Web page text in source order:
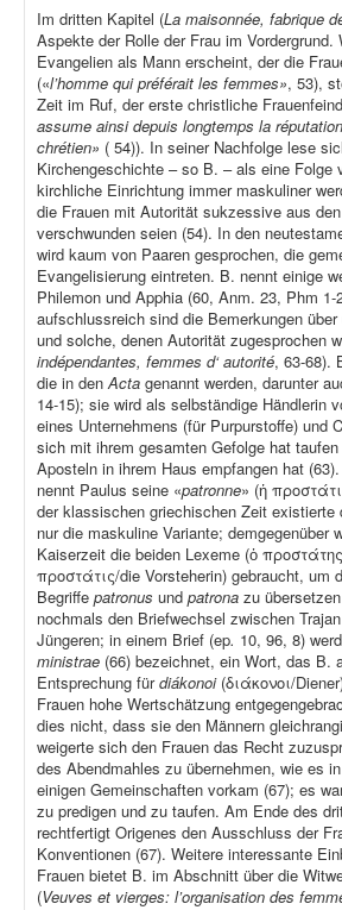
Im dritten Kapitel (La maisonnée, fabrique
Aspekte der Rolle der Frau im Vordergrund.
Evangelien als Mann erscheint, der die
(«l’homme qui préférait les femmes», 53),
Zeit im Ruf, der erste christliche
assume ainsi depuis longtemps la
chrétien» ( 54)). In seiner Nachfolge lese
Kirchengeschichte – so B. – als eine Folge
kirchliche Einrichtung immer maskuliner
die Frauen mit Autorität sukzessive aus
verschwunden seien (54). In den
wird kaum von Paaren gesprochen, die
Evangelisierung eintreten. B. nennt einige
Philemon und Apphia (60, Anm. 23, Phm 1-
aufschlussreich sind die Bemerkungen über
und solche, denen Autorität zugesprochen
indépendantes, femmes d‘ autorité, 63-68).
die in denActa genannt werden, darunter
14-15); sie wird als selbständige Händlerin
eines Unternehmens (für Purpurstoffe) und
sich mit ihrem gesamten Gefolge hat
Aposteln in ihrem Haus empfangen hat
nennt Paulus seine «patronne» (ἡ
der klassischen griechischen Zeit existierte
nur die maskuline Variante; demgegenüber
Kaiserzeit die beiden Lexeme (ὁ
προστάτις/die Vorsteherin) gebraucht, um
Begriffe patronus und patrona zu
nochmals den Briefwechsel zwischen
Jüngeren; in einem Brief (ep. 10, 96, 8)
ministrae (66) bezeichnet, ein Wort, das B.
Entsprechung fürdiákonoi (διάκονοι/
Frauen hohe Wertschätzung
dies nicht, dass sie den Männern
weigerte sich den Frauen das Recht
des Abendmahles zu übernehmen, wie es
einigen Gemeinschaften vorkam (67); es
zu predigen und zu taufen. Am Ende des
rechtfertigt Origenes den Ausschluss der
Konventionen (67). Weitere interessante
Frauen bietet B. im Abschnitt über die
(Veuves et vierges: l’organisation des